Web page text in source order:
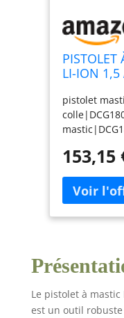
PISTOLET
LI-ION 1,5
pistolet
makita
153,15
Le pistolet à mastic
est un outil